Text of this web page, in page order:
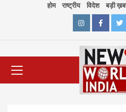
होम राष्ट्रीय विदेश बड़ी
Instagram
Menu